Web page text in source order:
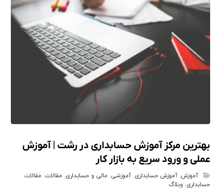
بهترین مرکز آموزش حسابداری در رشت | آموزش
عملی و ورود سریع به بازار کار
آموزش,آموزش حسابداری,آموزشی, مالی و حسابداری, مقالات, مقالات
حسابداری, وبلاگ